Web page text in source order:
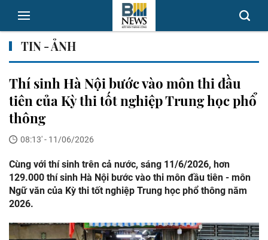
TIN - ẢNH
Thí sinh Hà Nội bước vào môn thi đầu
tiên của Kỳ thi tốt nghiệp Trung học phổ
thông
08:13' - 11/06/2026
Cùng với thí sinh trên cả nước, sáng 11/6/2026, hơn
129.000 thí sinh Hà Nội bước vào thi môn đầu tiên - môn
Ngữ văn của Kỳ thi tốt nghiệp Trung học phổ thông năm
2026.